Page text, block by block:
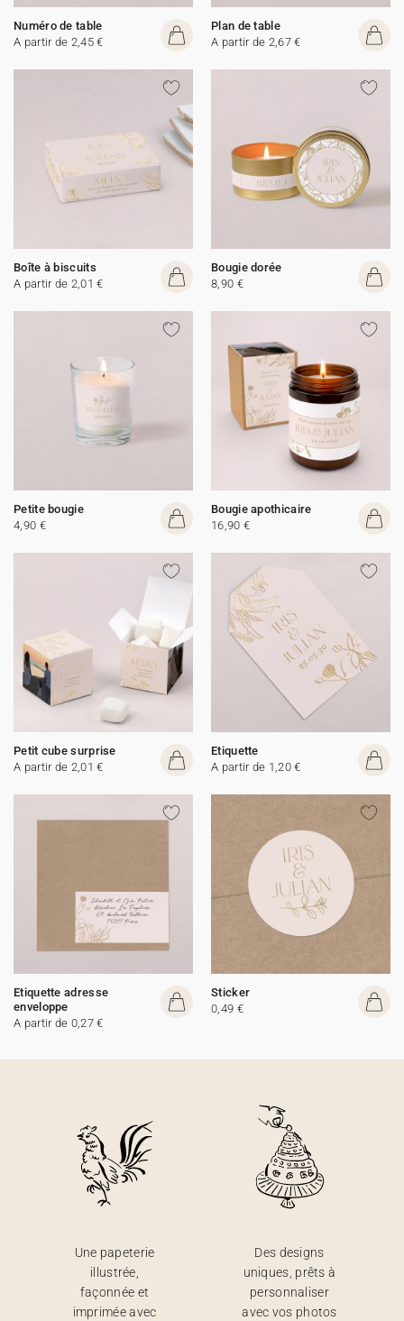
Numéro de table
A partir de 2,45 €
Plan de table
A partir de 2,67 €
Boîte à biscuits
A partir de 2,01 €
Bougie dorée
8,90 €
Petite bougie
4,90 €
Bougie apothicaire
16,90 €
Petit cube surprise
A partir de 2,01 €
Etiquette
A partir de 1,20 €
Etiquette adresse
enveloppe
A partir de 0,27 €
Sticker
0,49 €
Une papeterie
illustrée,
façonnée et
imprimée avec
Des designs
uniques, prêts à
personnaliser
avec vos photos